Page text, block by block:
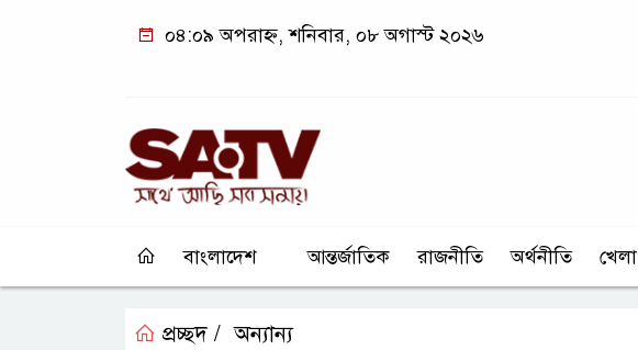
০৪:০৯ অপরাহ্ন, শনিবার, ০৮ অগাস্ট ২০২৬
বাংলাদেশ আন্তর্জাতিক রাজনীতি অর্থনীতি খেলা
প্রচ্ছদ / অন্যান্য